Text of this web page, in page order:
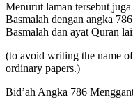
Menurut laman tersebut
Basmalah dengan angka
Basmalah dan ayat Quran
(to avoid writing the name
ordinary papers.)
Bid’ah Angka 786